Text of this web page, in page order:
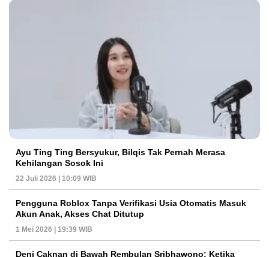
Ayu Ting Ting Bersyukur, Bilqis Tak Pernah Merasa
Kehilangan Sosok Ini
22 Juli 2026 | 10:09 WIB
Pengguna Roblox Tanpa Verifikasi Usia Otomatis Masuk
Akun Anak, Akses Chat Ditutup
1 Mei 2026 | 19:39 WIB
Deni Caknan di Bawah Rembulan Sribhawono: Ketika